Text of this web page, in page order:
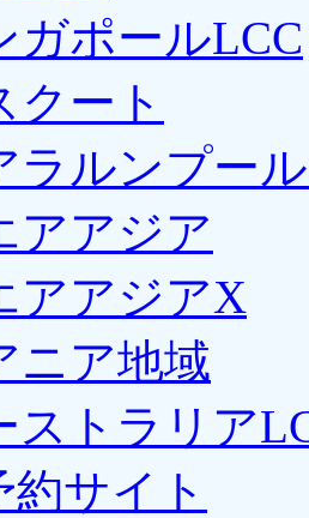
ガポールLCC
クート
ラルンプー
アアジア
アアジアX
ニア地域
ストラリア
サイト